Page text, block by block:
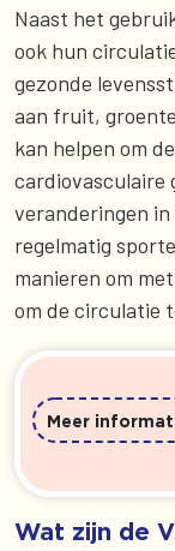
Naast het
ook hun
gezonde
aan fruit,
kan helpen om
cardiovasculaire
veranderingen
regelmatig
manieren om
om de circulatie
Meer
Wat zijn de